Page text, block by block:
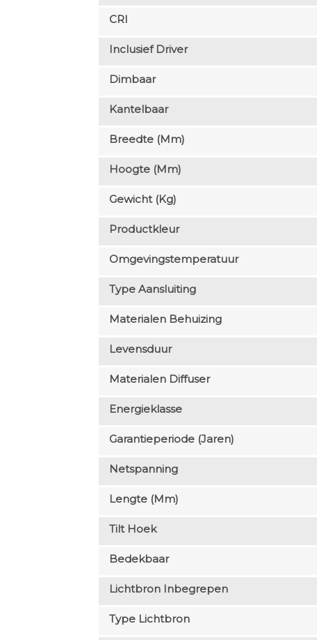
CRI
Inclusief Driver
Dimbaar
Kantelbaar
Breedte (mm)
Hoogte (mm)
Gewicht (kg)
Productkleur
Omgevingstemperatuur
Type Aansluiting
Materialen Behuizing
Levensduur
Materialen Diffuser
Energieklasse
Garantieperiode (jaren)
Netspanning
Lengte (mm)
Tilt Hoek
Bedekbaar
Lichtbron Inbegrepen
Type Lichtbron